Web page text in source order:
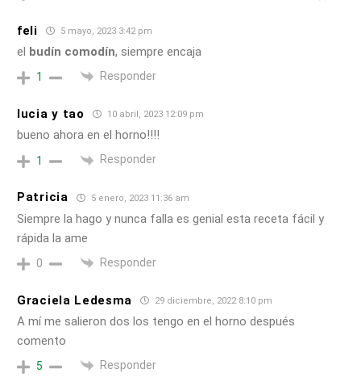
feli 5 mayo, 2023 3:42 pm
el budín comodín, siempre encaja
1 Responder
lucia y tao 10 abril, 2023 12:09 pm
bueno ahora en el horno!!!!
1 Responder
Patricia 5 enero, 2023 11:36 am
Siempre la hago y nunca falla es genial esta receta fácil y
rápida la ame
0 Responder
Graciela Ledesma 29 diciembre, 2022 8:10 pm
A mí me salieron dos los tengo en el horno después
comento
5 Responder